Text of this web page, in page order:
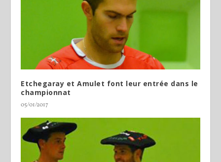
Etchegaray et Amulet font leur entrée dans le
championnat
05/01/2017